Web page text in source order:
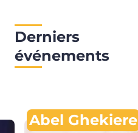
Derniers
événements
Abel Ghekiere